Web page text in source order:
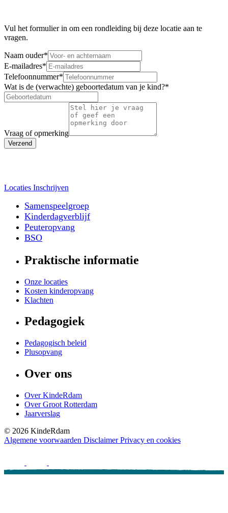
Vul het formulier in om een rondleiding bij deze locatie aan te
vragen.
Naam ouder*
E-mailadres*
Telefoonnummer*
Wat is de (verwachte) geboortedatum van je kind?*
Vraag of opmerking
Verzend
Locaties Inschrijven
Samenspeelgroep
Kinderdagverblijf
Peuteropvang
BSO
Praktische informatie
Onze locaties
Kosten kinderopvang
Klachten
Pedagogiek
Pedagogisch beleid
Plusopvang
Over ons
Over KindeRdam
Over Groot Rotterdam
Jaarverslag
© 2026 KindeRdam
Algemene voorwaarden Disclaimer Privacy en cookies